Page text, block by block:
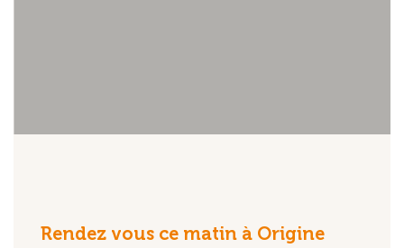
Rendez vous ce matin à Origine